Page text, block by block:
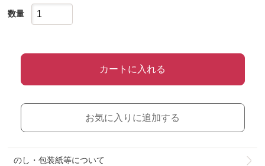
数量
カートに入れる
お気に入りに追加する
のし・包装紙等について